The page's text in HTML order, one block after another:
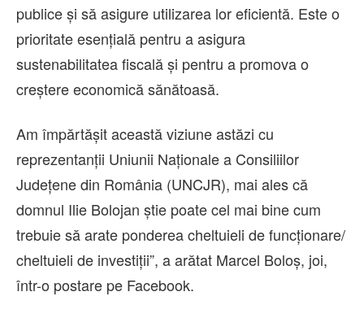
publice şi să asigure utilizarea lor eficientă. Este o
prioritate esenţială pentru a asigura
sustenabilitatea fiscală şi pentru a promova o
creştere economică sănătoasă.
Am împărtăşit această viziune astăzi cu
reprezentanţii Uniunii Naţionale a Consiliilor
Judeţene din România (UNCJR), mai ales că
domnul Ilie Bolojan ştie poate cel mai bine cum
trebuie să arate ponderea cheltuieli de funcţionare/
cheltuieli de investiţii”, a arătat Marcel Boloş, joi,
într-o postare pe Facebook.